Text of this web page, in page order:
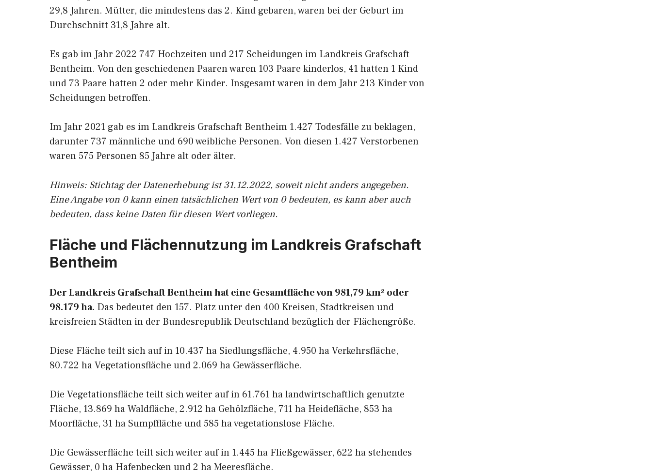
29,8 Jahren. Mütter, die mindestens das 2. Kind gebaren, waren bei der Geburt im
Durchschnitt 31,8 Jahre alt.
Es gab im Jahr 2022 747 Hochzeiten und 217 Scheidungen im Landkreis Grafschaft
Bentheim. Von den geschiedenen Paaren waren 103 Paare kinderlos, 41 hatten 1 Kind
und 73 Paare hatten 2 oder mehr Kinder. Insgesamt waren in dem Jahr 213 Kinder von
Scheidungen betroffen.
Im Jahr 2021 gab es im Landkreis Grafschaft Bentheim 1.427 Todesfälle zu beklagen,
darunter 737 männliche und 690 weibliche Personen. Von diesen 1.427 Verstorbenen
waren 575 Personen 85 Jahre alt oder älter.
Hinweis: Stichtag der Datenerhebung ist 31.12.2022, soweit nicht anders angegeben.
Eine Angabe von 0 kann einen tatsächlichen Wert von 0 bedeuten, es kann aber auch
bedeuten, dass keine Daten für diesen Wert vorliegen.
Fläche und Flächennutzung im Landkreis Grafschaft
Bentheim
Der Landkreis Grafschaft Bentheim hat eine Gesamtfläche von 981,79 km² oder
98.179 ha. Das bedeutet den 157. Platz unter den 400 Kreisen, Stadtkreisen und
kreisfreien Städten in der Bundesrepublik Deutschland bezüglich der Flächengröße.
Diese Fläche teilt sich auf in 10.437 ha Siedlungsfläche, 4.950 ha Verkehrsfläche,
80.722 ha Vegetationsfläche und 2.069 ha Gewässerfläche.
Die Vegetationsfläche teilt sich weiter auf in 61.761 ha landwirtschaftlich genutzte
Fläche, 13.869 ha Waldfläche, 2.912 ha Gehölzfläche, 711 ha Heidefläche, 853 ha
Moorfläche, 31 ha Sumpffläche und 585 ha vegetationslose Fläche.
Die Gewässerfläche teilt sich weiter auf in 1.445 ha Fließgewässer, 622 ha stehendes
Gewässer, 0 ha Hafenbecken und 2 ha Meeresfläche.